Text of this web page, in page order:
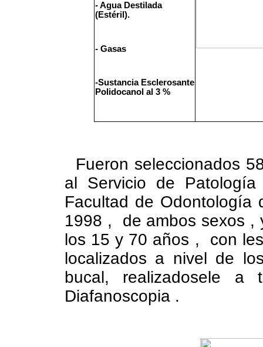
- Agua Destilada
(Estéril).
- Gasas
-Sustancia Esclerosante
Polidocanol al 3 %
Fueron seleccionados
al Servicio de
Facultad de Odontología
1998 , de ambos sexos ,
los 15 y 70 años , con
localizados a nivel de
bucal, realizadosele
Diafanoscopia .